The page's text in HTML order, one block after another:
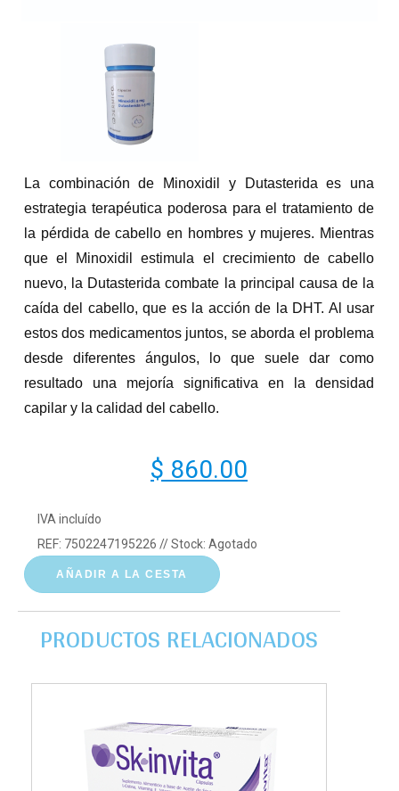
La combinación de Minoxidil y Dutasterida es una
estrategia terapéutica poderosa para el tratamiento de
la pérdida de cabello en hombres y mujeres. Mientras
que el Minoxidil estimula el crecimiento de cabello
nuevo, la Dutasterida combate la principal causa de la
caída del cabello, que es la acción de la DHT. Al usar
estos dos medicamentos juntos, se aborda el problema
desde diferentes ángulos, lo que suele dar como
resultado una mejoría significativa en la densidad
capilar y la calidad del cabello.
$ 860.00
IVA incluído
REF: 7502247195226 // Stock: Agotado
AÑADIR A LA CESTA
PRODUCTOS RELACIONADOS